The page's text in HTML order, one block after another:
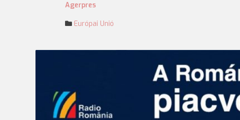
Agerpres
Európai Unió